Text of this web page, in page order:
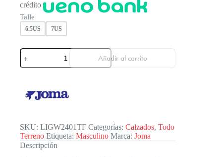
crédito
Talle
6.5US 7US
Joma
Liga
5
Mn
cantidad
Añadir al carrito
SKU: LIGW2401TF Categorías: Calzados, Todo
Terreno Etiqueta: Masculino Marca: Joma
Descripción